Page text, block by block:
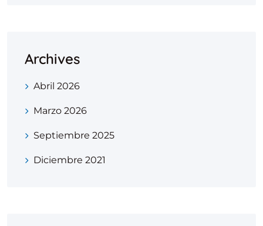
Archives
Abril 2026
Marzo 2026
Septiembre 2025
Diciembre 2021